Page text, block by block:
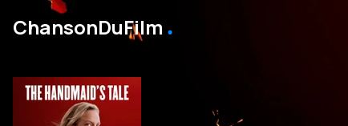
ChansonDuFilm ․